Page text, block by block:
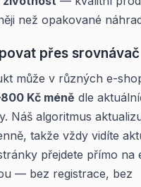
než opakované
přes srovnávač
může v různých e-
Kč méně dle
Náš algoritmus
takže vždy vidíte
přejdete přímo na
— bez registrace, bez